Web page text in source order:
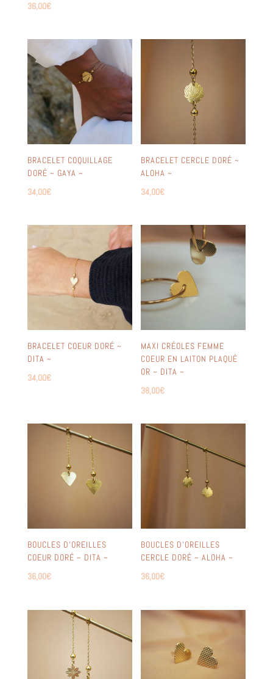
36,00€
BRACELET COQUILLAGE
DORÉ ~ GAYA ~
34,00€
BRACELET CERCLE DORÉ ~
ALOHA ~
34,00€
BRACELET COEUR DORÉ ~
DITA ~
34,00€
MAXI CRÉOLES FEMME
COEUR EN LAITON PLAQUÉ
OR ~ DITA ~
38,00€
BOUCLES D’OREILLES
COEUR DORÉ ~ DITA ~
36,00€
BOUCLES D’OREILLES
CERCLE DORÉ ~ ALOHA ~
36,00€